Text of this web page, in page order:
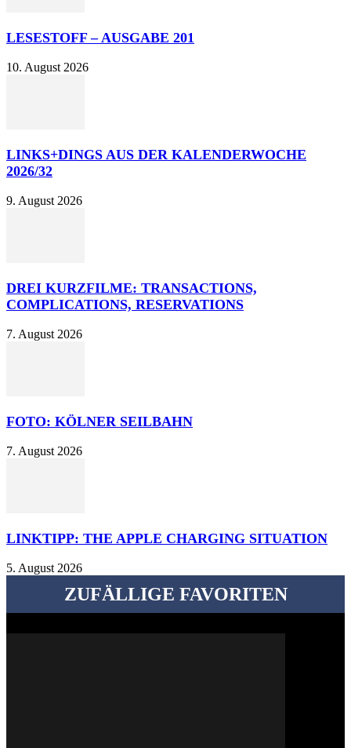
LESESTOFF – AUSGABE 201
10. August 2026
LINKS+DINGS AUS DER KALENDERWOCHE
2026/32
9. August 2026
DREI KURZFILME: TRANSACTIONS,
COMPLICATIONS, RESERVATIONS
7. August 2026
FOTO: KÖLNER SEILBAHN
7. August 2026
LINKTIPP: THE APPLE CHARGING SITUATION
5. August 2026
ZUFÄLLIGE FAVORITEN